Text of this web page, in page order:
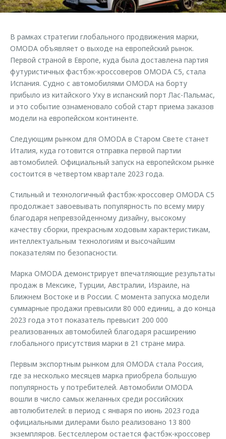
Страхование
Аксессуары
Одежда и сувениры
Оригинальные аксессуары
Запчасти
Трейд-ин
Клиентская поддержка
Клуб владельцев OMODA
Приложение O&J
Аксессуары
Одежда и сувениры
Оригинальные аксессуары
Обратная связь
В рамках стратегии глобального продвижения марки,
OMODA объявляет о выходе на европейский рынок.
Первой страной в Европе, куда была доставлена партия
футуристичных фастбэк-кроссоверов OMODA C5, стала
Испания. Судно с автомобилями OMODA на борту
прибыло из китайского Уху в испанский порт Лас-Пальмас,
и это событие ознаменовало собой старт приема заказов
модели на европейском континенте.
Следующим рынком для OMODA в Старом Свете станет
Италия, куда готовится отправка первой партии
автомобилей. Официальный запуск на европейском рынке
состоится в четвертом квартале 2023 года.
Стильный и технологичный фастбэк-кроссовер OMODA C5
продолжает завоевывать популярность по всему миру
благодаря непревзойденному дизайну, высокому
качеству сборки, прекрасным ходовым характеристикам,
интеллектуальным технологиям и высочайшим
показателям по безопасности.
Марка OMODA демонстрирует впечатляющие результаты
продаж в Мексике, Турции, Австралии, Израиле, на
Ближнем Востоке и в России. С момента запуска модели
суммарные продажи превысили 80 000 единиц, а до конца
2023 года этот показатель превысит 200 000
реализованных автомобилей благодаря расширению
глобального присутствия марки в 21 стране мира.
Первым экспортным рынком для OMODA стала Россия,
где за несколько месяцев марка приобрела большую
популярность у потребителей. Автомобили OMODA
вошли в число самых желанных среди российских
автолюбителей: в период с января по июнь 2023 года
официальными дилерами было реализовано 13 800
экземпляров. Бестселлером остается фастбэк-кроссовер